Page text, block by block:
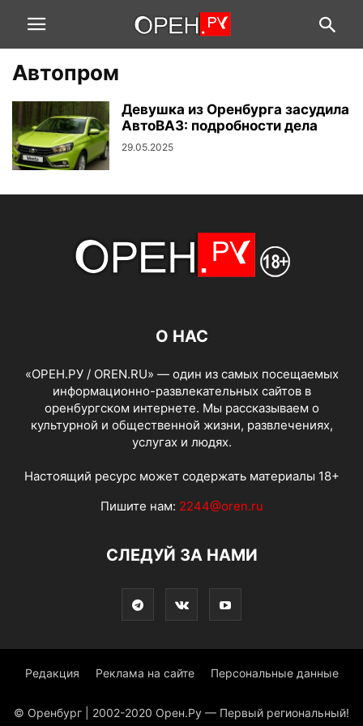
Автопром
Девушка из Оренбурга засудила
АвтоВАЗ: подробности дела
29.05.2025
О НАС
«ОРЕН.РУ / OREN.RU» — один из самых посещаемых
информационно-развлекательных сайтов в
оренбургском интернете. Мы рассказываем о
культурной и общественной жизни, развлечениях,
услугах и людях.
Настоящий ресурс может содержать материалы 18+
Пишите нам: 2244@oren.ru
СЛЕДУЙ ЗА НАМИ
Редакция Реклама на сайте Персональные данные
© Оренбург | 2002-2020 Орен.Ру — Первый региональный!